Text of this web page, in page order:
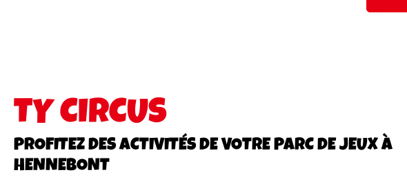
TY CIRCUS
PROFITEZ DES ACTIVITÉS DE VOTRE PARC DE JEUX À
HENNEBONT